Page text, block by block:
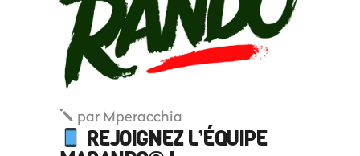
par Mperacchia
REJOIGNEZ L’ÉQUIPE